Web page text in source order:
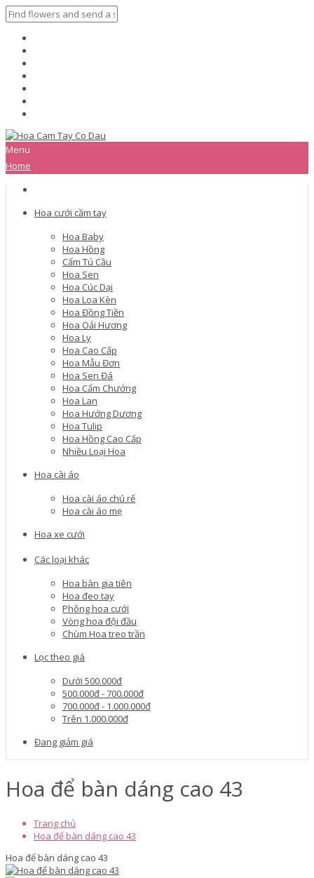
Menu
Home
Hoa cưới cầm tay
Hoa Baby
Hoa Hồng
Cẩm Tú Cầu
Hoa Sen
Hoa Cúc Dại
Hoa Loa Kèn
Hoa Đồng Tiền
Hoa Oải Hương
Hoa Ly
Hoa Cao Cấp
Hoa Mẫu Đơn
Hoa Sen Đá
Hoa Cẩm Chướng
Hoa Lan
Hoa Hướng Dương
Hoa Tulip
Hoa Hồng Cao Cấp
Nhiều Loại Hoa
Hoa cài áo
Hoa cài áo chú rể
Hoa cài áo mẹ
Hoa xe cưới
Các loại khác
Hoa bàn gia tiên
Hoa đeo tay
Phông hoa cưới
Vòng hoa đội đầu
Chùm Hoa treo trần
Lọc theo giá
Dưới 500.000đ
500.000đ - 700.000đ
700.000đ - 1.000.000đ
Trên 1.000.000đ
Đang giảm giá
Hoa để bàn dáng cao 43
Trang chủ
Hoa để bàn dáng cao 43
Hoa để bàn dáng cao 43